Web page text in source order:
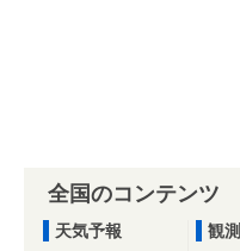
全国のコンテンツ
天気予報
観測